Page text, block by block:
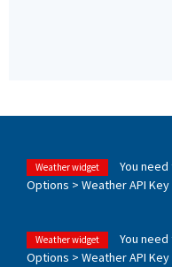
Weather widget
You
Options > Weather API
Weather widget
You
Options > Weather API